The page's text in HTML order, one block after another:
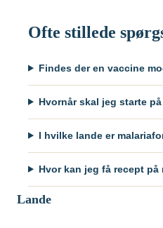
Vietnam
Søg efter
Søg og find anbefalinger
Søg efter destination
Ofte stillede
Findes der en vaccine
Hvornår skal jeg starte
I hvilke lande er
Hvor kan jeg få recept på
Lande